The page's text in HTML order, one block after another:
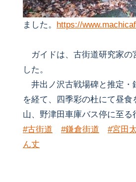
ました。 https://
ガイドは、古街道研究家の
した。
井出ノ沢古戦場碑と推定・
を経て、四季彩の杜にて昼食
山、野津田車庫バス停に至る
#古街道
#鎌倉街道 #宮田
ん丈